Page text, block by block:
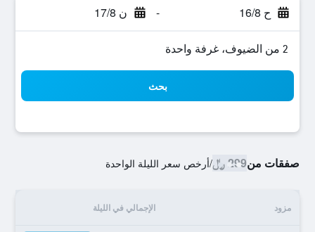
ح 16/8 - ن 17/8
2 من الضيوف، غرفة واحدة
بحث
صفقات من299 ﷼ /أرخص سعر الليلة الواحدة
مزود الإجمالي في الليلة